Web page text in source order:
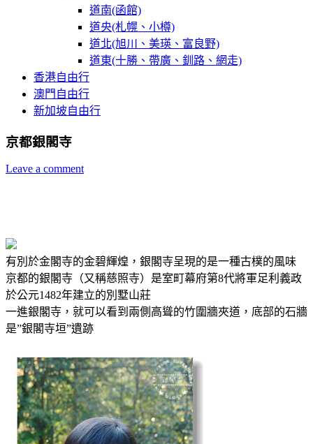
道南(函館)
道央(札幌、小樽)
道北(旭川、美瑛、富良野)
道東(十勝、帶廣、釧路、網走)
香港自由行
澳門自由行
新加坡自由行
京都銀閣寺
Leave a comment
有別於金閣寺的金碧輝煌，銀閣寺呈現的是一種古樸的風味
京都的銀閣寺（又稱慈照寺）是室町幕府第8代將軍足利義政
於公元1482年建立的別墅山莊
一進銀閣寺，就可以看到兩側高聳的竹圍牆夾道，底部的石牆
是”銀閣寺垣”遺跡